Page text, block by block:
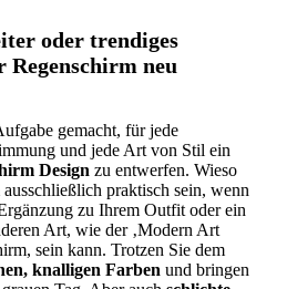
oder trendiges
Regenschirm neu
gemacht, für jede
und jede Art von Stil ein
Design zu entwerfen. Wieso
praktisch sein, wenn
zu Ihrem Outfit oder ein
Art, wie der ‚Modern Art
sein kann. Trotzen Sie dem
knalligen Farben und bringen